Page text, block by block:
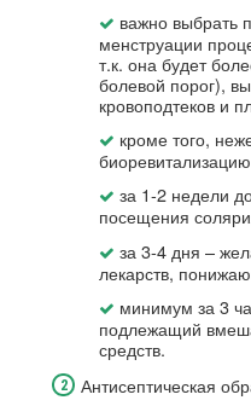
важно выбрать
менструации
т.к. она будет
болевой порог),
кровоподтеков и
кроме того,
за 1-2 недели
посещения
за 3-4 дня –
лекарств,
минимум за 3
подлежащий
средств.
Антисептическая